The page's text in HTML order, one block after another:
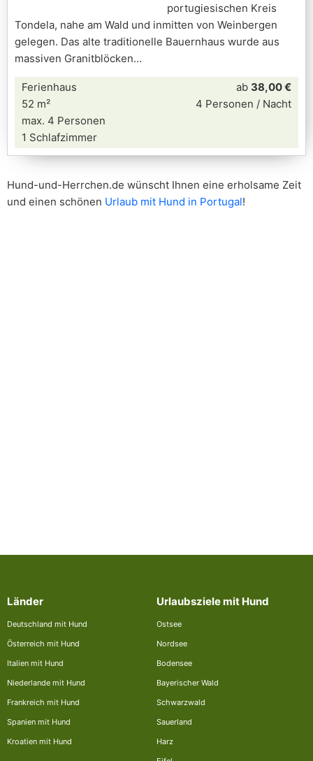
portugiesischen Kreis
Tondela, nahe am Wald und inmitten von Weinbergen
gelegen. Das alte traditionelle Bauernhaus wurde aus
massiven Granitblöcken
Ferienhaus
52 m²
max. 4 Personen
1 Schlafzimmer
ab 38,00 €
4 Personen / Nacht
Hund-und-Herrchen.de wünscht Ihnen eine erholsame Zeit
und einen schönen Urlaub mit Hund in Portugal!
Länder
Deutschland mit Hund
Österreich mit Hund
Italien mit Hund
Niederlande mit Hund
Frankreich mit Hund
Spanien mit Hund
Kroatien mit Hund
Urlaubsziele mit Hund
Ostsee
Nordsee
Bodensee
Bayerischer Wald
Schwarzwald
Sauerland
Harz